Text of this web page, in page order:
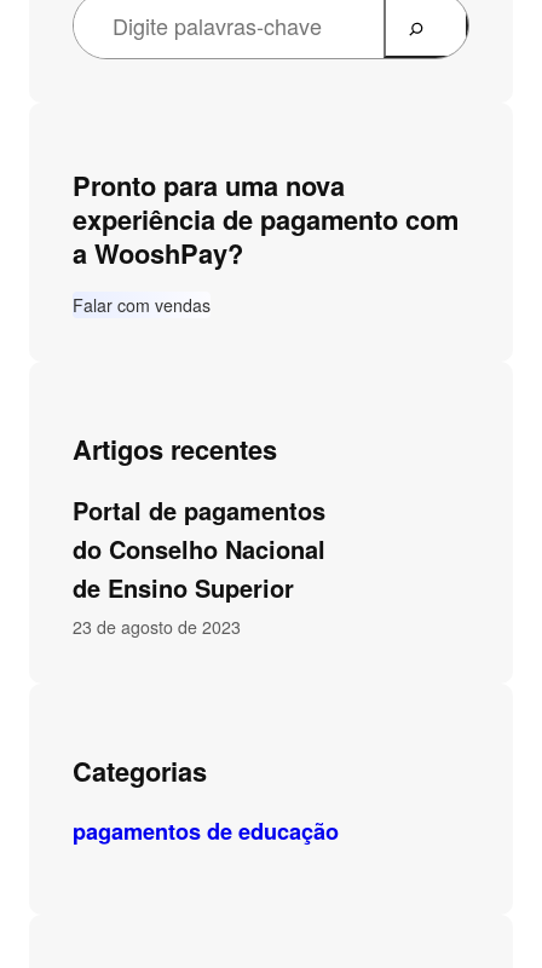
Pronto para uma nova
experiência de pagamento com
a WooshPay?
Falar com vendas
Artigos recentes
Portal de pagamentos
do Conselho Nacional
de Ensino Superior
23 de agosto de 2023
Categorias
pagamentos de educação